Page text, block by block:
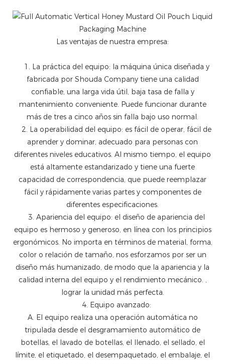
Las ventajas de nuestra empresa:
1. La práctica del equipo: la máquina única diseñada y
fabricada por Shouda Company tiene una calidad
confiable, una larga vida útil, baja tasa de falla y
mantenimiento conveniente. Puede funcionar durante
más de tres a cinco años sin falla bajo uso normal.
2. La operabilidad del equipo: es fácil de operar, fácil de
aprender y dominar, adecuado para personas con
diferentes niveles educativos. Al mismo tiempo, el equipo
está altamente estandarizado y tiene una fuerte
capacidad de correspondencia, que puede reemplazar
fácil y rápidamente varias partes y componentes de
diferentes especificaciones.
3. Apariencia del equipo: el diseño de apariencia del
equipo es hermoso y generoso, en línea con los principios
ergonómicos. No importa en términos de material, forma,
color o relación de tamaño, nos esforzamos por ser un
diseño más humanizado, de modo que la apariencia y la
calidad interna del equipo y el rendimiento mecánico. ,
lograr la unidad más perfecta.
4. Equipo avanzado:
A. El equipo realiza una operación automática no
tripulada desde el desgramamiento automático de
botellas, el lavado de botellas, el llenado, el sellado, el
límite, el etiquetado, el desempaquetado, el embalaje, el